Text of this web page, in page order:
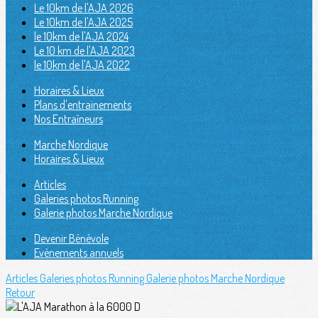
Le 10km de l'AJA 2026
Le 10km de l'AJA 2025
le 10km de l'AJA 2024
Le 10 km de l'AJA 2023
le 10km de l'AJA 2022
Horaires & Lieux
Plans d'entrainements
Nos Entraîneurs
Marche Nordique
Horaires & Lieux
Articles
Galeries photos Running
Galerie photos Marche Nordique
Devenir Bénévole
Evènements annuels
ArticlesGaleries photos RunningGalerie photos Marche Nordique
Retour